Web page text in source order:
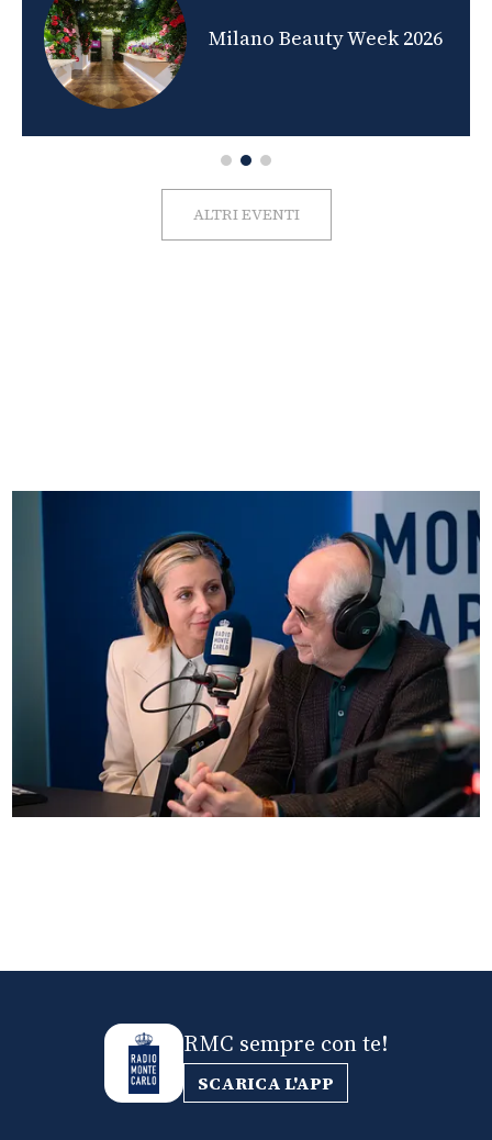
Milano Beauty Week 2026
ALTRI EVENTI
RMC sempre con te!
SCARICA L'APP